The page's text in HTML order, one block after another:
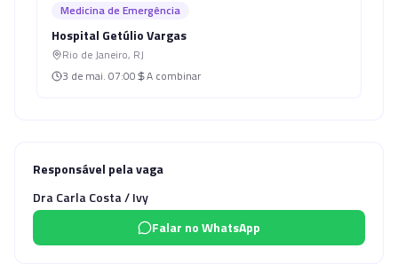
Medicina de Emergência
Hospital Getúlio Vargas
Rio de Janeiro, RJ
3 de mai. 07:00 A combinar
Responsável pela vaga
Dra Carla Costa / Ivy
Falar no WhatsApp